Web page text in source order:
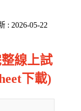
: 2026-05-22
整線上試
下載)